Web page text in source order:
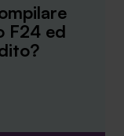
F24 ed